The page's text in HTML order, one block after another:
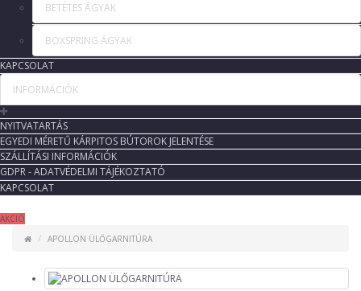
BETÉTES ÁGYAK
BOXSPRING ÁGYAK
KAPCSOLAT
INFORMÁCIÓK
NYITVATARTÁS
EGYEDI MÉRETŰ KÁRPITOS BÚTOROK JELENTÉSE
SZÁLLÍTÁSI INFORMÁCIÓK
GDPR - ADATVÉDELMI TÁJÉKOZTATÓ
KAPCSOLAT
AKCIÓ
APOLLON ÜLŐGARNITÚRA